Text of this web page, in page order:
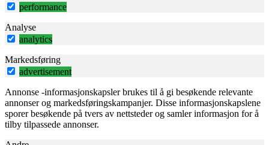
performance
Analyse
analytics
Markedsføring
advertisement
Annonse -informasjonskapsler brukes til å gi besøkende relevante
annonser og markedsføringskampanjer. Disse informasjonskapslene
sporer besøkende på tvers av nettsteder og samler informasjon for å
tilby tilpassede annonser.